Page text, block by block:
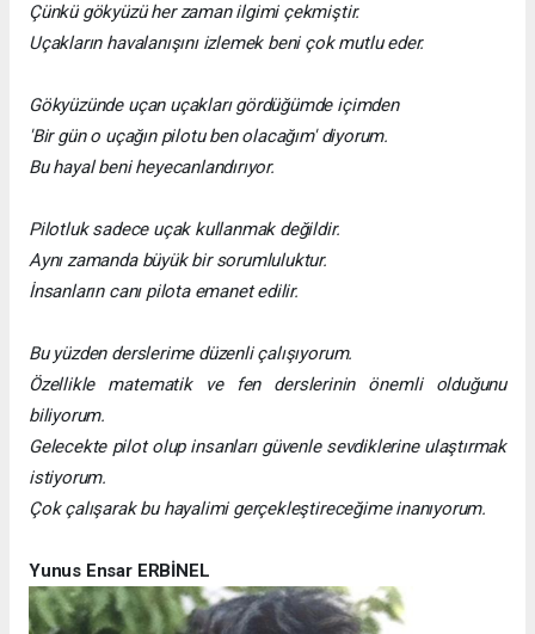
Çünkü gökyüzü her zaman ilgimi çekmiştir.
Uçakların havalanışını izlemek beni çok mutlu eder.
Gökyüzünde uçan uçakları gördüğümde içimden
'Bir gün o uçağın pilotu ben olacağım' diyorum.
Bu hayal beni heyecanlandırıyor.
Pilotluk sadece uçak kullanmak değildir.
Aynı zamanda büyük bir sorumluluktur.
İnsanların canı pilota emanet edilir.
Bu yüzden derslerime düzenli çalışıyorum.
Özellikle matematik ve fen derslerinin önemli olduğunu
biliyorum.
Gelecekte pilot olup insanları güvenle sevdiklerine ulaştırmak
istiyorum.
Çok çalışarak bu hayalimi gerçekleştireceğime inanıyorum.
Yunus Ensar ERBİNEL